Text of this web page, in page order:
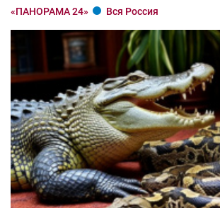
«ПАНОРАМА 24» Вся Россия